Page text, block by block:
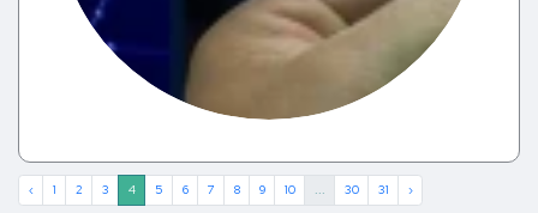
‹ 1 2 3 4 5 6 7 8 9 10 ... 30 31 ›